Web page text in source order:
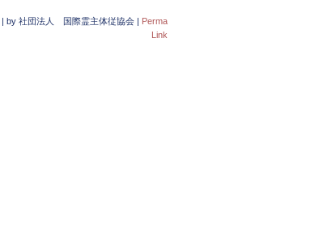
| by 社団法人 国際霊主体従協会 | Perma
Link